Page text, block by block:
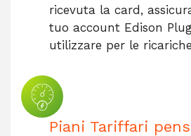
ricevuta la card,
tuo account Edison
utilizzare per le
Piani Tariffari